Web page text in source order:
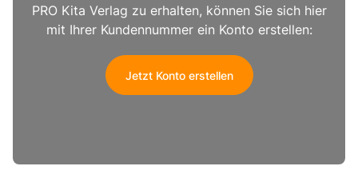
PRO Kita Verlag zu erhalten, können Sie sich hier
mit Ihrer Kundennummer ein Konto erstellen:
Jetzt Konto erstellen